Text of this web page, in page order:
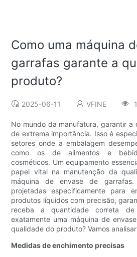
Como uma máquina
garrafas garante a
produto?
2025-06-11 VFINE
No mundo da manufatura, garantir
de extrema importância. Isso é
setores onde a embalagem
como os de alimentos e
cosméticos. Um equipamento
papel vital na manutenção da
máquina de envase de garrafas.
projetadas especificamente para
produtos líquidos com precisão,
receba a quantidade correta
exatamente uma máquina de
qualidade do produto? Vamos
Medidas de enchimento precisas